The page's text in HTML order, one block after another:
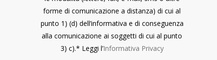
forme di comunicazione a distanza) di cui al
punto 1) (d) dell’informativa e di conseguenza
alla comunicazione ai soggetti di cui al punto
3) c).* Leggi l’Informativa Privacy